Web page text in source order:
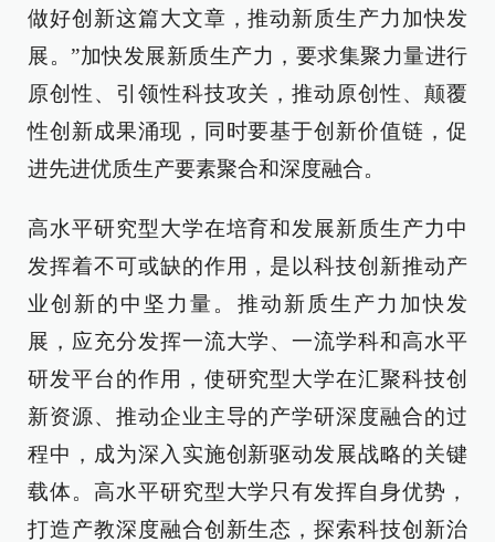
做好创新这篇大文章，推动新质生产力加快发
展。”加快发展新质生产力，要求集聚力量进行
原创性、引领性科技攻关，推动原创性、颠覆
性创新成果涌现，同时要基于创新价值链，促
进先进优质生产要素聚合和深度融合。
高水平研究型大学在培育和发展新质生产力中
发挥着不可或缺的作用，是以科技创新推动产
业创新的中坚力量。推动新质生产力加快发
展，应充分发挥一流大学、一流学科和高水平
研发平台的作用，使研究型大学在汇聚科技创
新资源、推动企业主导的产学研深度融合的过
程中，成为深入实施创新驱动发展战略的关键
载体。高水平研究型大学只有发挥自身优势，
打造产教深度融合创新生态，探索科技创新治